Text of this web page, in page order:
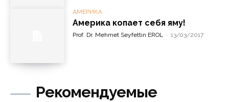
АМЕРИКА
Америка копает себя яму!
Prof. Dr. Mehmet Seyfettin EROL - 13/03/2017
Рекомендуемые